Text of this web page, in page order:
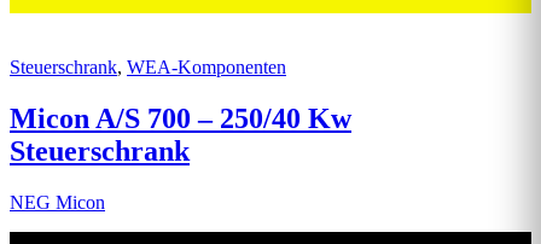
Steuerschrank, WEA-Komponenten
Micon A/S 700 – 250/40 Kw
Steuerschrank
NEG Micon